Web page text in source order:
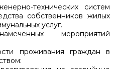
технических систем
собственников жилых
услуг.
мероприятий
проживания граждан в